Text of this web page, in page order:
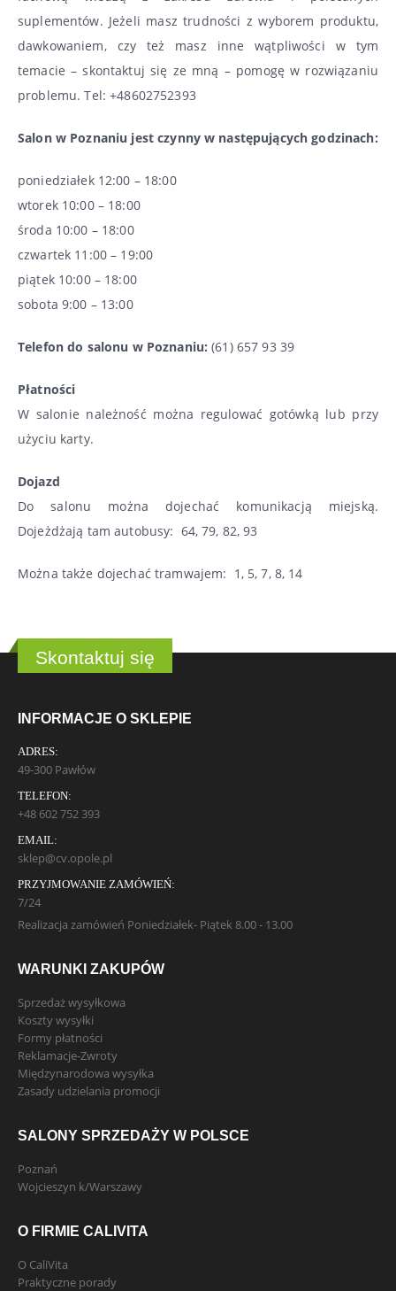
suplementów. Jeżeli masz trudności z wyborem produktu,
dawkowaniem, czy też masz inne wątpliwości w tym
temacie – skontaktuj się ze mną – pomogę w rozwiązaniu
problemu. Tel: +48602752393
Salon w Poznaniu jest czynny w następujących godzinach:
poniedziałek 12:00 – 18:00
wtorek 10:00 – 18:00
środa 10:00 – 18:00
czwartek 11:00 – 19:00
piątek 10:00 – 18:00
sobota 9:00 – 13:00
Telefon do salonu w Poznaniu:(61) 657 93 39
Płatności
W salonie należność można regulować gotówką lub przy
użyciu karty.
Dojazd
Do salonu można dojechać komunikacją miejską.
Dojeżdżają tam autobusy: 64, 79, 82, 93
Można także dojechać tramwajem: 1, 5, 7, 8, 14
Skontaktuj się
INFORMACJE O SKLEPIE
ADRES:
49-300 Pawłów
TELEFON:
+48 602 752 393
EMAIL:
sklep@cv.opole.pl
PRZYJMOWANIE ZAMÓWIEŃ:
7/24
Realizacja zamówień Poniedziałek- Piątek 8.00 - 13.00
WARUNKI ZAKUPÓW
Sprzedaż wysyłkowa
Koszty wysyłki
Formy płatności
Reklamacje-Zwroty
Międzynarodowa wysyłka
Zasady udzielania promocji
SALONY SPRZEDAŻY W POLSCE
Poznań
Wojcieszyn k/Warszawy
O FIRMIE CALIVITA
O CaliVita
Praktyczne porady